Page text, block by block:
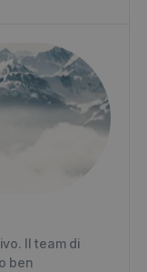
Il team di
ben